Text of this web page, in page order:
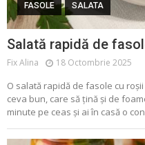
FASOLE SALATA
Salată rapidă de
Fix Alina 18 Octombrie 2025
O salată rapidă de fasole cu
ceva bun, care să țină și de
minute pe ceas și ai în casă o